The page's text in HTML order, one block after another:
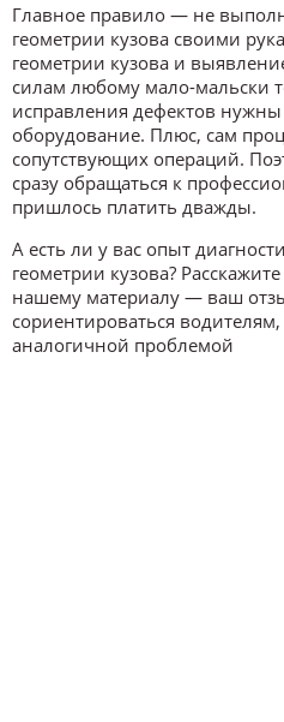
Главное правило — не
геометрии кузова своими
геометрии кузова и
силам любому мало-мальски
исправления дефектов
оборудование. Плюс, сам
сопутствующих операций.
сразу обращаться к
пришлось платить дважды.
А есть ли у вас опыт
геометрии кузова?
нашему материалу — ваш
сориентироваться
аналогичной проблемой